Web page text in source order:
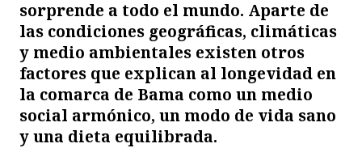
sorprende a todo el mundo. Aparte de
las condiciones geográficas, climáticas
y medio ambientales existen otros
factores que explican al longevidad en
la comarca de Bama como un medio
social armónico, un modo de vida sano
y una dieta equilibrada.